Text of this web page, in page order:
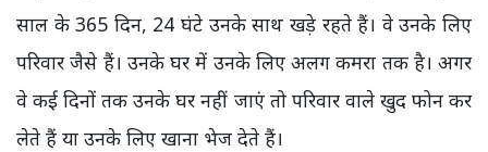
साल के 365 दिन, 24 घंटे उनके साथ खड़े रहते हैं। वे उनके लिए
परिवार जैसे हैं। उनके घर में उनके लिए अलग कमरा तक है। अगर
वे कई दिनों तक उनके घर नहीं जाएं तो परिवार वाले खुद फोन कर
लेते हैं या उनके लिए खाना भेज देते हैं।